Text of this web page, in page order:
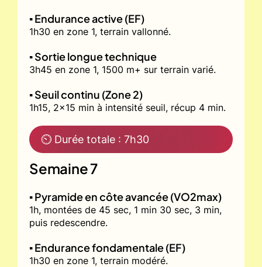
▪️ Endurance active (EF)
1h30 en zone 1, terrain vallonné.
▪️ Sortie longue technique
3h45 en zone 1, 1500 m+ sur terrain varié.
▪️ Seuil continu (Zone 2)
1h15, 2x15 min à intensité seuil, récup 4 min.
⏲ Durée totale : 7h30
Semaine 7
▪️ Pyramide en côte avancée (VO2max)
1h, montées de 45 sec, 1 min 30 sec, 3 min,
puis redescendre.
▪️ Endurance fondamentale (EF)
1h30 en zone 1, terrain modéré.